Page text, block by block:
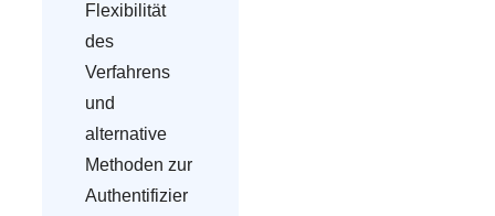
Flexibilität
des
Verfahrens
und
alternative
Methoden zur
Authentifizier